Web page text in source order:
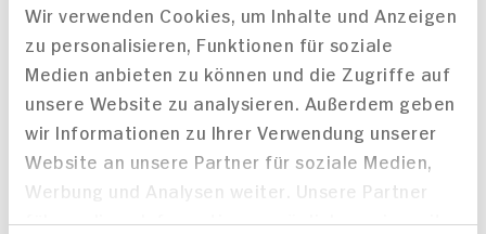
Wir verwenden Cookies, um Inhalte und Anzeigen
zu personalisieren, Funktionen für soziale
Medien anbieten zu können und die Zugriffe auf
unsere Website zu analysieren. Außerdem geben
wir Informationen zu Ihrer Verwendung unserer
Website an unsere Partner für soziale Medien,
Werbung und Analysen weiter. Unsere Partner
führen diese Informationen möglicherweise mit
Marnier Eis
150 min
1.758 kcal p. Portion
Schwer
Personen
55 min
625 kcal p. Portion
Leicht